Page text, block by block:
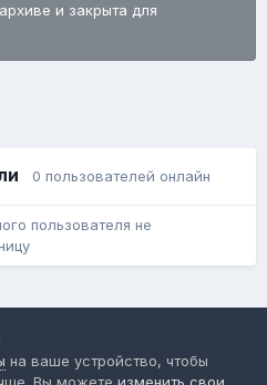
и закрыта для
0 пользователей онлайн
пользователя не
транспорта
Community
на ваше устройство, чтобы